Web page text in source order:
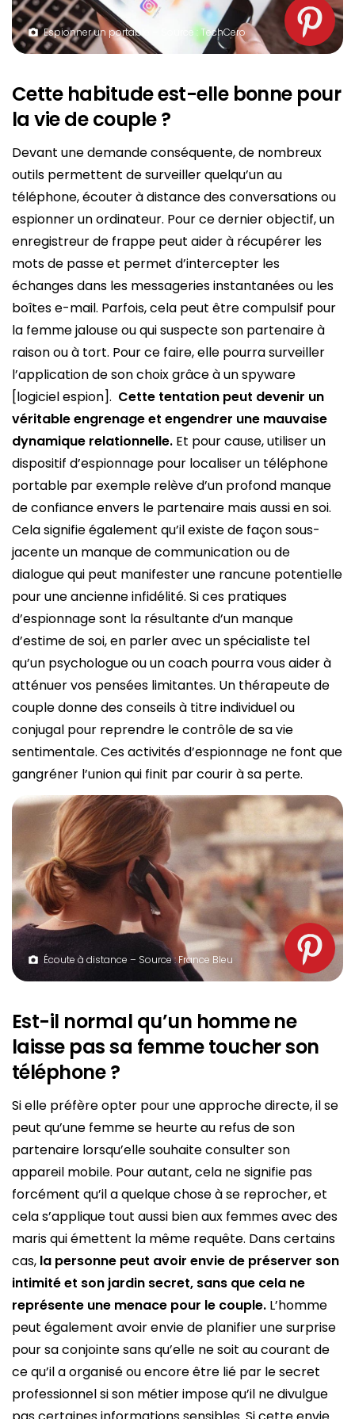
Espionner un portable – Source : TechCero
Cette habitude est-elle bonne pour
la vie de couple ?
Devant une demande conséquente, de nombreux
outils permettent de surveiller quelqu’un au
téléphone, écouter à distance des conversations ou
espionner un ordinateur. Pour ce dernier objectif, un
enregistreur de frappe peut aider à récupérer les
mots de passe et permet d’intercepter les
échanges dans les messageries instantanées ou les
boîtes e-mail. Parfois, cela peut être compulsif pour
la femme jalouse ou qui suspecte son partenaire à
raison ou à tort. Pour ce faire, elle pourra surveiller
l’application de son choix grâce à un spyware
[logiciel espion]. Cette tentation peut devenir un
véritable engrenage et engendrer une mauvaise
dynamique relationnelle. Et pour cause, utiliser un
dispositif d’espionnage pour localiser un téléphone
portable par exemple relève d’un profond manque
de confiance envers le partenaire mais aussi en soi.
Cela signifie également qu’il existe de façon sous-
jacente un manque de communication ou de
dialogue qui peut manifester une rancune potentielle
pour une ancienne infidélité. Si ces pratiques
d’espionnage sont la résultante d’un manque
d’estime de soi, en parler avec un spécialiste tel
qu’un psychologue ou un coach pourra vous aider à
atténuer vos pensées limitantes. Un thérapeute de
couple donne des conseils à titre individuel ou
conjugal pour reprendre le contrôle de sa vie
sentimentale. Ces activités d’espionnage ne font que
gangréner l’union qui finit par courir à sa perte.
Écoute à distance – Source : France Bleu
Est-il normal qu’un homme ne
laisse pas sa femme toucher son
téléphone ?
Si elle préfère opter pour une approche directe, il se
peut qu’une femme se heurte au refus de son
partenaire lorsqu’elle souhaite consulter son
appareil mobile. Pour autant, cela ne signifie pas
forcément qu’il a quelque chose à se reprocher, et
cela s’applique tout aussi bien aux femmes avec des
maris qui émettent la même requête. Dans certains
cas, la personne peut avoir envie de préserver son
intimité et son jardin secret, sans que cela ne
représente une menace pour le couple. L’homme
peut également avoir envie de planifier une surprise
pour sa conjointe sans qu’elle ne soit au courant de
ce qu’il a organisé ou encore être lié par le secret
professionnel si son métier impose qu’il ne divulgue